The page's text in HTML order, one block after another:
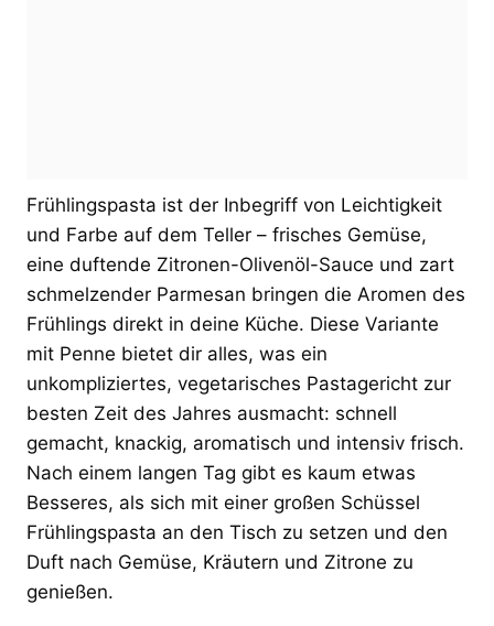
Frühlingspasta ist der Inbegriff von Leichtigkeit
und Farbe auf dem Teller – frisches Gemüse,
eine duftende Zitronen-Olivenöl-Sauce und zart
schmelzender Parmesan bringen die Aromen des
Frühlings direkt in deine Küche. Diese Variante
mit Penne bietet dir alles, was ein
unkompliziertes, vegetarisches Pastagericht zur
besten Zeit des Jahres ausmacht: schnell
gemacht, knackig, aromatisch und intensiv frisch.
Nach einem langen Tag gibt es kaum etwas
Besseres, als sich mit einer großen Schüssel
Frühlingspasta an den Tisch zu setzen und den
Duft nach Gemüse, Kräutern und Zitrone zu
genießen.